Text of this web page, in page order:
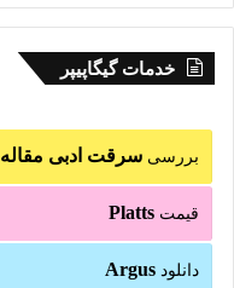
خدمات گیگاپیپر
بررسی سرقت ادبی مقاله
قیمت Platts
دانلود Argus